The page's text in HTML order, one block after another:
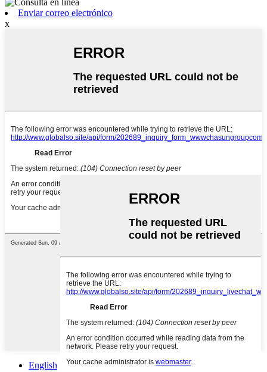
Enviar correo electrónico
x
English